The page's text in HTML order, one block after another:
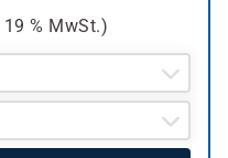
19 % MwSt.)